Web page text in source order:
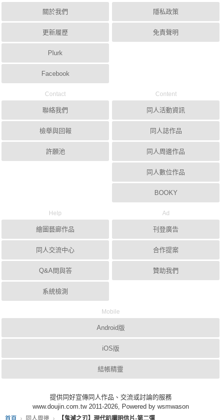
關於我們
更新履歷
Plurk
Facebook
隱私政策
免責聲明
Contact
聯絡我們
檢舉與回報
許願池
Content
同人活動資訊
同人誌作品
同人周邊作品
同人數位作品
BOOKY
Help
繪圖藝廊作品
同人交流中心
Q&A問與答
系統檢測
Ad
刊登廣告
合作提案
贊助我們
Mobile
Android版
iOS版
結帳精靈
提供同好宣傳同人作品、交流或討論的服務
www.doujin.com.tw 2011-2026, Powered by wsmwason